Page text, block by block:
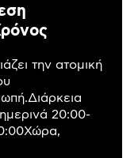
την ατομική
20:00-